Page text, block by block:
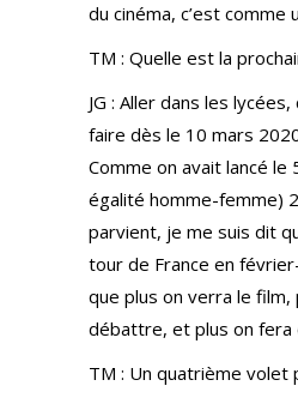
du cinéma, c’est comme
TM : Quelle est la
JG : Aller dans les
faire dès le 10 mars
Comme on avait lancé
égalité homme-femme)
parvient, je me suis dit
tour de France en
que plus on verra le film,
débattre, et plus on fera
TM : Un quatrième volet